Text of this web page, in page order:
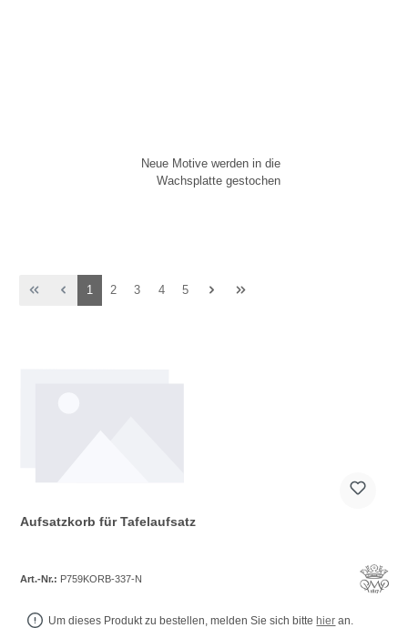
Neue Motive werden in die
Wachsplatte gestochen
Seite
1 Seite
2 Seite
3 Seite
4 Seite
5
Aufsatzkorb für Tafelaufsatz
Art.-Nr.: P759KORB-337-N
Um dieses Produkt zu bestellen, melden Sie sich bittehier an.